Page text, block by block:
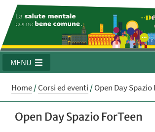
MENU
Home/Corsi ed eventi /Open Day Spazio
Open Day Spazio ForTeen